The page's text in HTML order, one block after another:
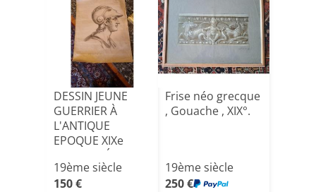
DESSIN JEUNE
GUERRIER À
L'ANTIQUE
EPOQUE XIXe
ANTIQUITÉ
19ème siècle
150 €
Frise néo grecque
, Gouache , XIX°.
19ème siècle
250 €